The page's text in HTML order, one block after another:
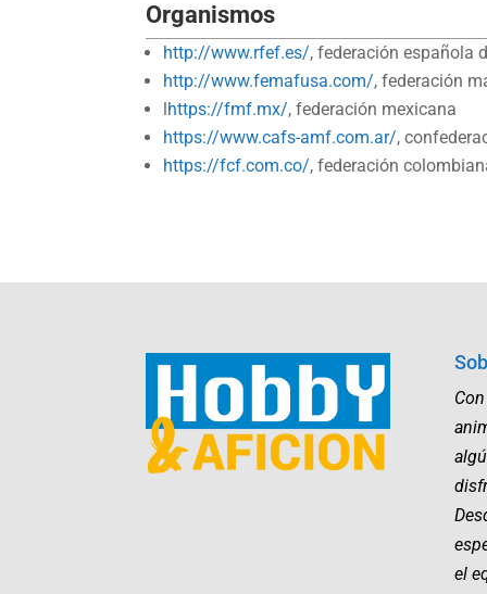
Organismos
http://www.rfef.es/, federación española
http://www.femafusa.com/, federación
lhttps://fmf.mx/, federación mexicana
https://www.cafs-amf.com.ar/,
https://fcf.com.co/, federación
el